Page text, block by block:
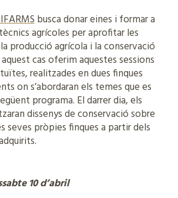
busca donar eines i formar a
agrícoles per aprofitar les
producció agrícola i la conservació
cas oferim aquestes sessions
realitzades en dues finques
on s’abordaran els temes que es
programa. El darrer dia, els
dissenys de conservació sobre
seves pròpies finques a partir dels
10 d’abril